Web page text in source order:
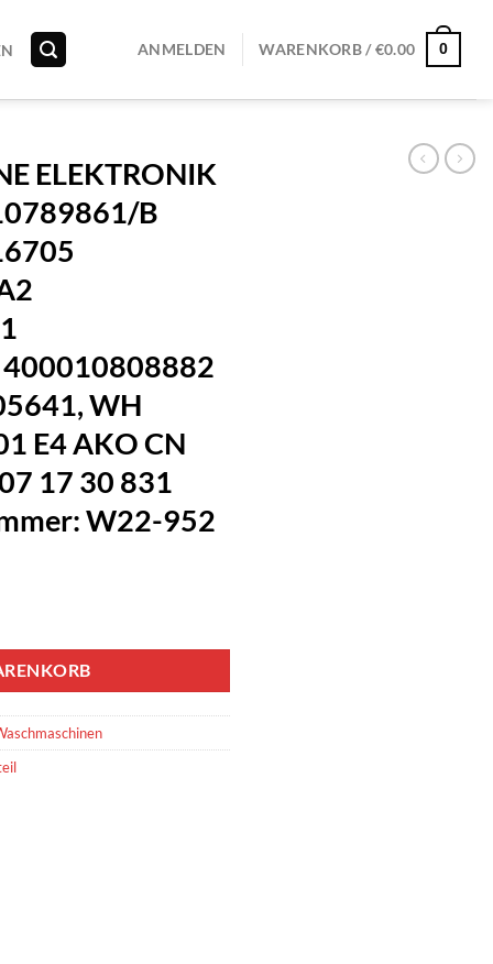
ANMELDEN WARENKORB /€0.00 0
ELEKTRONIK
B
400010808882
WH
E4 AKO CN
17 30 831
W22-952